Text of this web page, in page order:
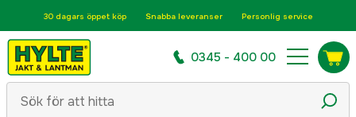
30 dagars öppet köp Snabba leveranser Personlig service
0345 - 400 00